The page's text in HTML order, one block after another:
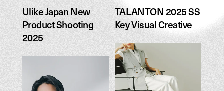
Ulike Japan New
Product Shooting
2025
Ulike Japan New
2025
TALANTON 2025 SS
Key Visual Creative
TALANTON 2025 SS
Key Visual Creative